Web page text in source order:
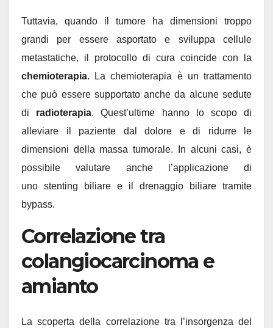
Tuttavia, quando il tumore ha dimensioni troppo
grandi per essere asportato e sviluppa cellule
metastatiche, il protocollo di cura coincide con la
chemioterapia. La chemioterapia è un trattamento
che può essere supportato anche da alcune sedute
di radioterapia. Quest’ultime hanno lo scopo di
alleviare il paziente dal dolore e di ridurre le
dimensioni della massa tumorale. In alcuni casi, è
possibile valutare anche l’applicazione di
uno stenting biliare e il drenaggio biliare tramite
bypass.
Correlazione tra
colangiocarcinoma e
amianto
La scoperta della correlazione tra l’insorgenza del